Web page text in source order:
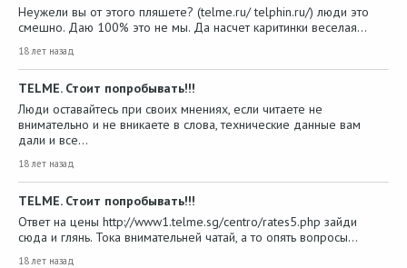
Неужели вы от этого пляшете? (telme.ru/ telphin.ru/) люди это
смешно. Даю 100% это не мы. Да насчет каритинки веселая…
18 лет назад
TELME. Стоит попробывать!!!
Люди оставайтесь при своих мнениях, если читаете не
внимательно и не вникаете в слова, технические данные вам
дали и все…
18 лет назад
TELME. Стоит попробывать!!!
Ответ на цены http://www1.telme.sg/centro/rates5.php зайди
сюда и глянь. Тока внимательней чатай, а то опять вопросы…
18 лет назад